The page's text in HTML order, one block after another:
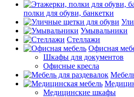
полки для обуви, банкетки
Умывальники
Стеллажи
Офисная
Шкафы для документов
Офисные кресла
Медицинские шкафы